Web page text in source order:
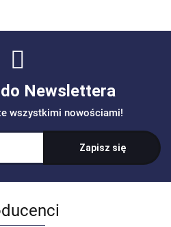
Newslettera
wszystkimi nowościami!